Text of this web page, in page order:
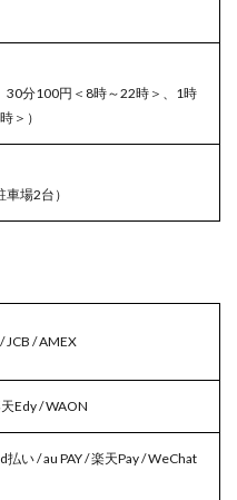
30分100円＜8時～22時＞、1時
＞）
車場2台）
JCB / AMEX
Edy / WAON
払い / au PAY / 楽天Pay / WeChat